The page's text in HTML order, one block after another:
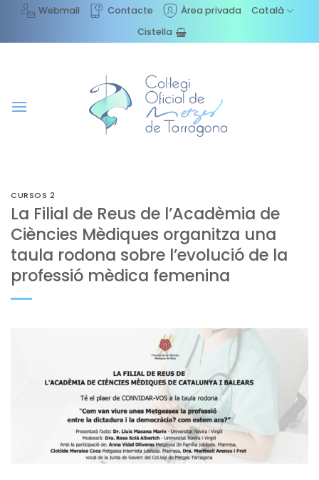
content
Webmail Contacte Àrea privada
Català
Cistella
CURSOS 2
La Filial de Reus de l’Acadèmia de
Ciències Mèdiques organitza una
taula rodona sobre l’evolució de la
professió mèdica femenina